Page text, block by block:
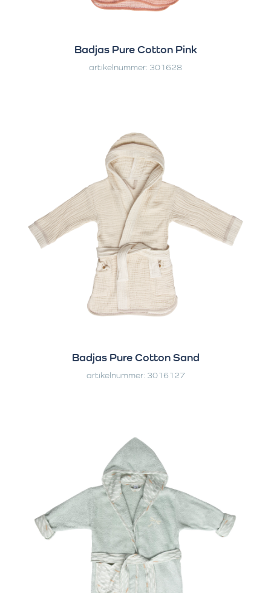
Badjas Pure Cotton Pink
artikelnummer: 301628
Badjas Pure Cotton Sand
artikelnummer: 3016127